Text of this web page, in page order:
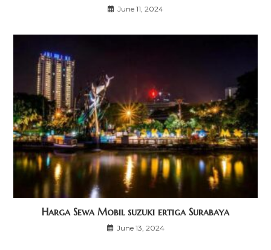
June 11, 2024
Harga Sewa Mobil suzuki ertiga Surabaya
June 13, 2024